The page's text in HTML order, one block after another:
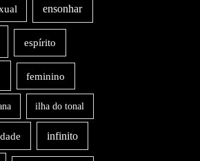
ensonhar
espírito
feminino
ilha do tonal
infinito